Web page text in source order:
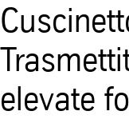
elevate